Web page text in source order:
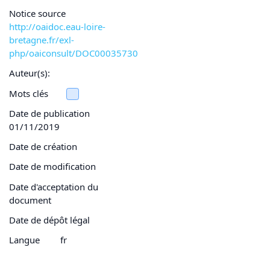
Notice source
http://oaidoc.eau-loire-
bretagne.fr/exl-
php/oaiconsult/DOC00035730
Auteur(s):
Mots clés
Date de publication
01/11/2019
Date de création
Date de modification
Date d'acceptation du
document
Date de dépôt légal
Langue
fr